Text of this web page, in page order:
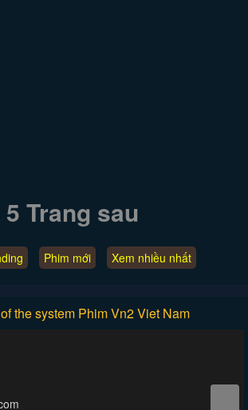
5 Trang sau
Phim mới Xem nhiều nhất
the system Phim Vn2 Viet Nam